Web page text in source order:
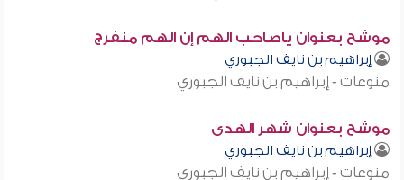
موشح بعنوان ياصاحب الهم إن الهم منفرج
إبراهيم بن نايف الجبوري
منوعات - إبراهيم بن نايف الجبوري
موشح بعنوان شهر الهدى
إبراهيم بن نايف الجبوري
منوعات - إبراهيم بن نايف الجبوري